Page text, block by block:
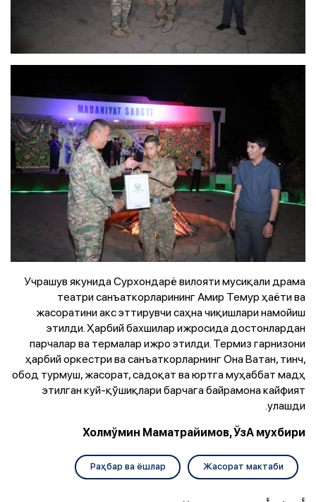
Учрашув якунида Сурхондарё вилояти мусиқали драма
театри санъаткорларининг Амир Темур ҳаёти ва
жасоратини акс эттирувчи саҳна чиқишлари намойиш
этилди. Ҳарбий бахшилар ижросида достонлардан
парчалар ва термалар ижро этилди. Термиз гарнизони
ҳарбий оркестри ва санъаткорларнинг Она Ватан, тинч,
обод турмуш, жасорат, садоқат ва юртга муҳаббат мадҳ
этилган куй-қўшиқлари барчага байрамона кайфият
улашди.
Холмўмин Маматрайимов, ЎзА мухбири
Жасорат мактаби
Раҳбар ва ёшлар